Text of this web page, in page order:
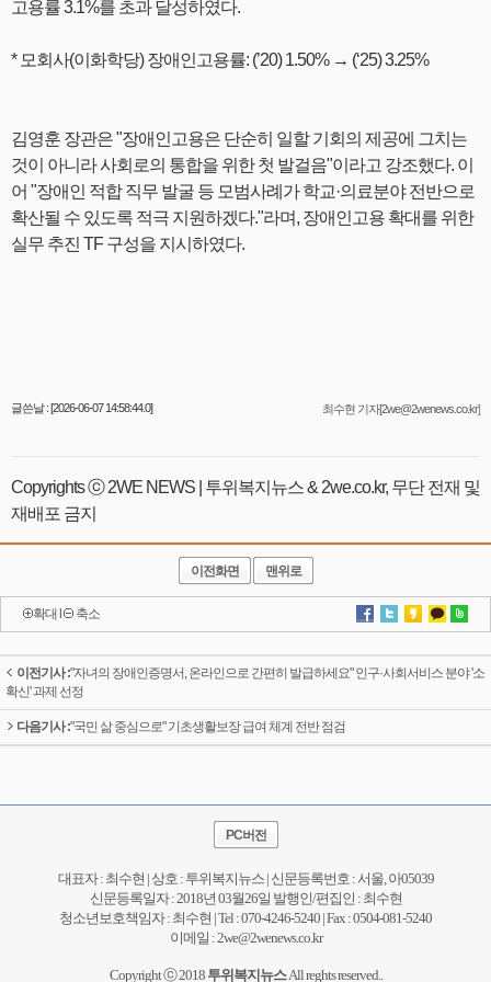
고용률 3.1%를 초과 달성하였다.
* 모회사(이화학당) 장애인고용률: (’20) 1.50% → (‘25) 3.25%
김영훈 장관은 "장애인고용은 단순히 일할 기회의 제공에 그치는
것이 아니라 사회로의 통합을 위한 첫 발걸음"이라고 강조했다. 이
어 "장애인 적합 직무 발굴 등 모범사례가 학교·의료분야 전반으로
확산될 수 있도록 적극 지원하겠다."라며, 장애인고용 확대를 위한
실무 추진 TF 구성을 지시하였다.
글쓴날 : [2026-06-07 14:58:44.0] 최수현 기자[2we@2wenews.co.kr]
Copyrights ⓒ 2WE NEWS | 투위복지뉴스 & 2we.co.kr, 무단 전재 및
재배포 금지
이전화면 맨위로
확대 축소
이전기사 :"자녀의 장애인증명서, 온라인으로 간편히 발급하세요" 인구·사회서비스 분야 '소
확신' 과제 선정
다음기사 :"국민 삶 중심으로" 기초생활보장 급여 체계 전반 점검
PC버전
대표자 : 최수현 | 상호 : 투위복지뉴스 | 신문등록번호 : 서울, 아05039
신문등록일자 : 2018년 03월26일 발행인/편집인 : 최수현
청소년보호책임자 : 최수현 | Tel : 070-4246-5240 | Fax : 0504-081-5240
이메일 : 2we@2wenews.co.kr
Copyright ⓒ 2018 투위복지뉴스All reghts reserved..